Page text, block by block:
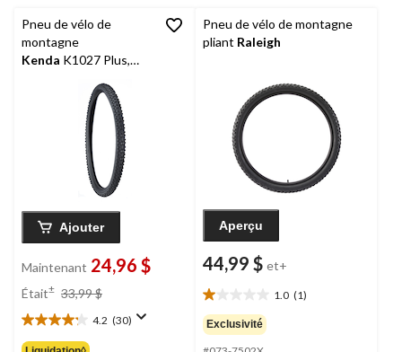
Pneu de vélo de
montagne
Kenda K1027 Plus,
Ajouter
Maintenant 24,96 $
Était± 33,99 $
33,99 $
4.2 (30)
4.2
étoile(s)
Pneu de vélo de montagne
pliant Raleigh
Aperçu
44,99 $ et+
1.0 (1)
1.0
étoile(s)
sur
Exclusivité